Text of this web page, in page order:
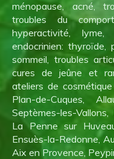
ménopause, acné,
troubles du
hyperactivité,
endocrinien: thyroïde,
sommeil, troubles
cures de jeûne et
ateliers de
Plan-de-Cuques,
Septèmes-les-
La Penne sur
Ensuès-la-Redonne,
Aix en Provence,